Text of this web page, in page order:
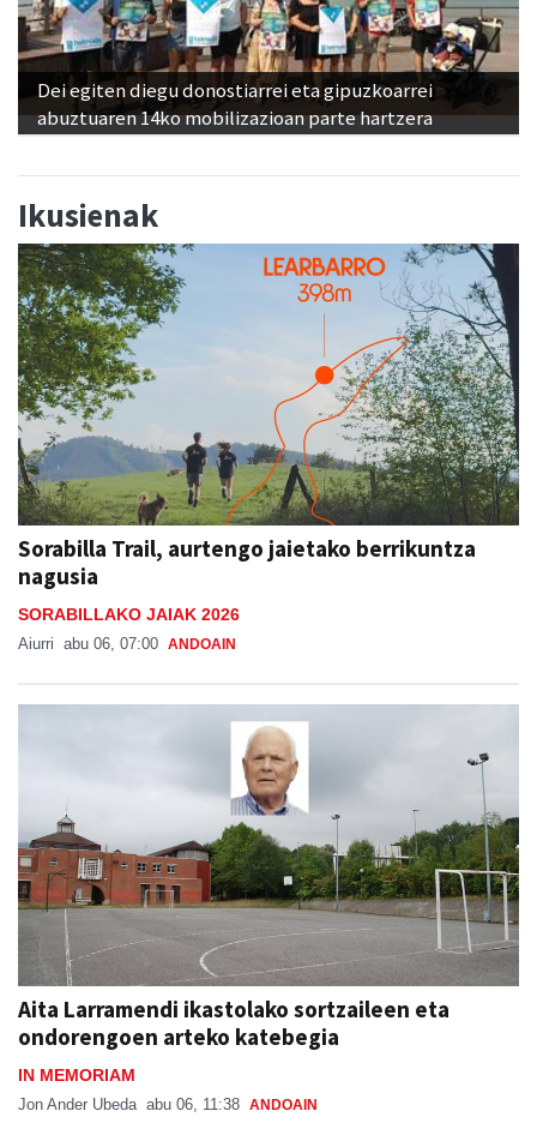
Dei egiten diegu donostiarrei eta gipuzkoarrei
abuztuaren 14ko mobilizazioan parte hartzera
Ikusienak
Sorabilla Trail, aurtengo jaietako berrikuntza
nagusia
SORABILLAKO JAIAK 2026
Aiurri abu 06, 07:00 ANDOAIN
Aita Larramendi ikastolako sortzaileen eta
ondorengoen arteko katebegia
IN MEMORIAM
Jon Ander Ubeda abu 06, 11:38 ANDOAIN